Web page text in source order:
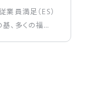
業員満足（ES）
、多くの福利